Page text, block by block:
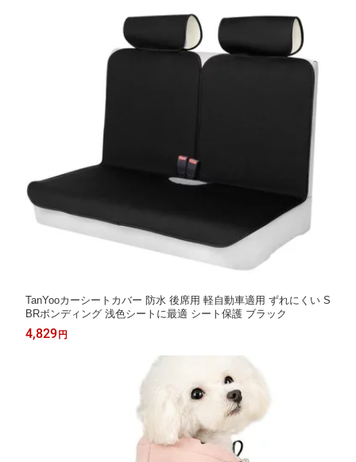
TanYooカーシートカバー 防水 後席用 軽自動車適用 ずれにくい S
BRボンディング 浅色シートに最適 シート保護 ブラック
4,829 円